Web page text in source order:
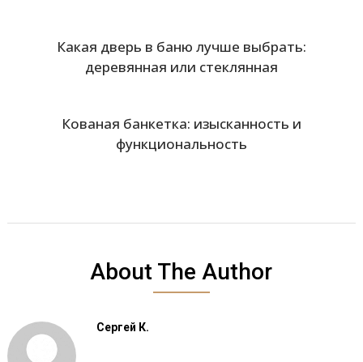
Какая дверь в баню лучше выбрать:
деревянная или стеклянная
Кованая банкетка: изысканность и
функциональность
About The Author
Сергей К.